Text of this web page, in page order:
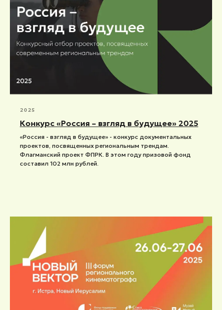
2025
Конкурс «Россия – взгляд в будущее» 2025
«Россия - взгляд в будущее» - конкурс документальных
проектов, посвященных региональным трендам.
Флагманский проект ФПРК. В этом году призовой фонд
составил 102 млн рублей.